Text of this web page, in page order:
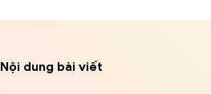
Nội dung bài viết